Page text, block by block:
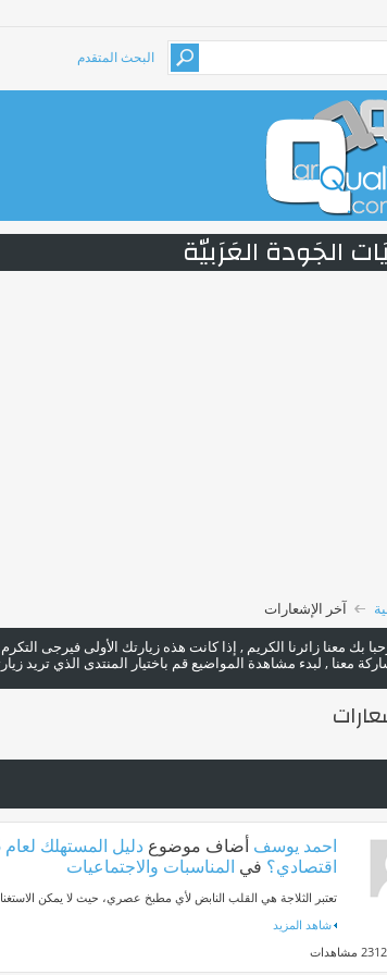
البحث المتقدم
الجَودة العَرَبيّة
آخر الإشعارات
بك معنا زائرنا الكريم , إذا كانت هذه زيارتك الأولى فيرجى التكرم
معنا , لبدء مشاهدة المواضيع قم باختيار المنتدى الذي تريد
احمد يوسف أضاف موضوع
اقتصادي؟ في المناسبات والاجتماعيات
تعتبر الثلاجة هي القلب النابض لأي مطبخ عصري، حيث لا يمكن
شاهد المزيد